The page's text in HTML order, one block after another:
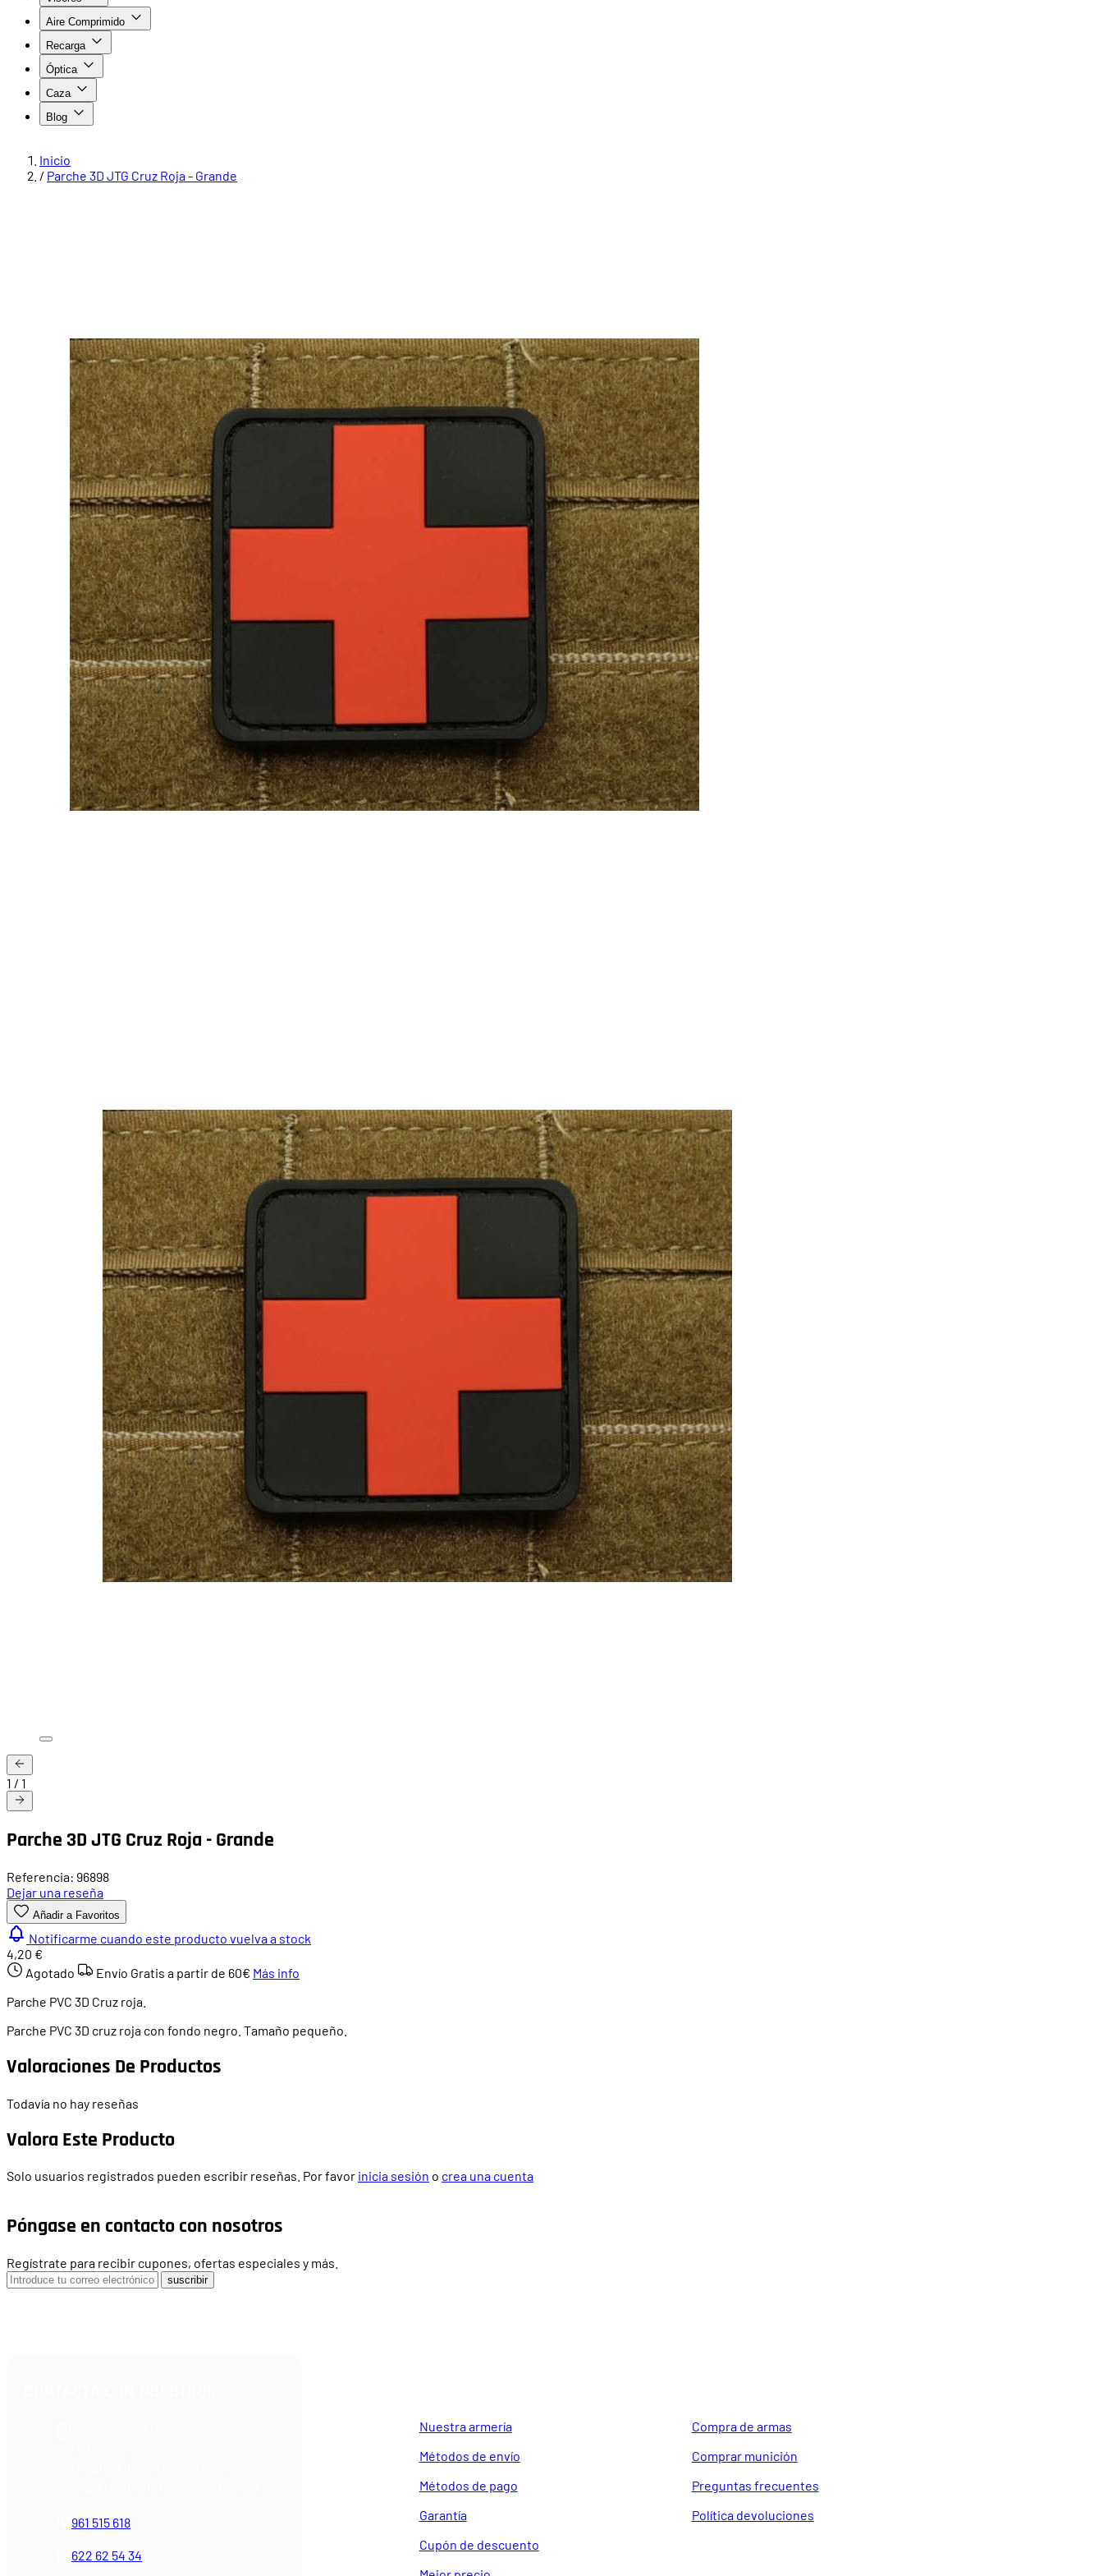
Aire Comprimido
Recarga
Óptica
Caza
Blog
Inicio
/ Parche 3D JTG Cruz Roja - Grande
1 / 1
Parche 3D JTG Cruz Roja - Grande
Referencia: 96898
Dejar una reseña
Añadir a Favoritos
Notificarme cuando este producto vuelva a stock
4,20 €
Agotado
Envío Gratis a partir de 60€ Más info
Parche PVC 3D Cruz roja.
Parche PVC 3D cruz roja con fondo negro. Tamaño pequeño.
Valoraciones De Productos
Todavía no hay reseñas
Valora Este Producto
Solo usuarios registrados pueden escribir reseñas. Por favor inicia sesión o crea una cuenta
Póngase en contacto con nosotros
Regístrate para recibir cupones, ofertas especiales y más.
suscribir
961 515 618
622 62 54 34
Nuestra armería
Métodos de envío
Métodos de pago
Garantía
Cupón de descuento
Compra de armas
Comprar munición
Preguntas frecuentes
Política devoluciones